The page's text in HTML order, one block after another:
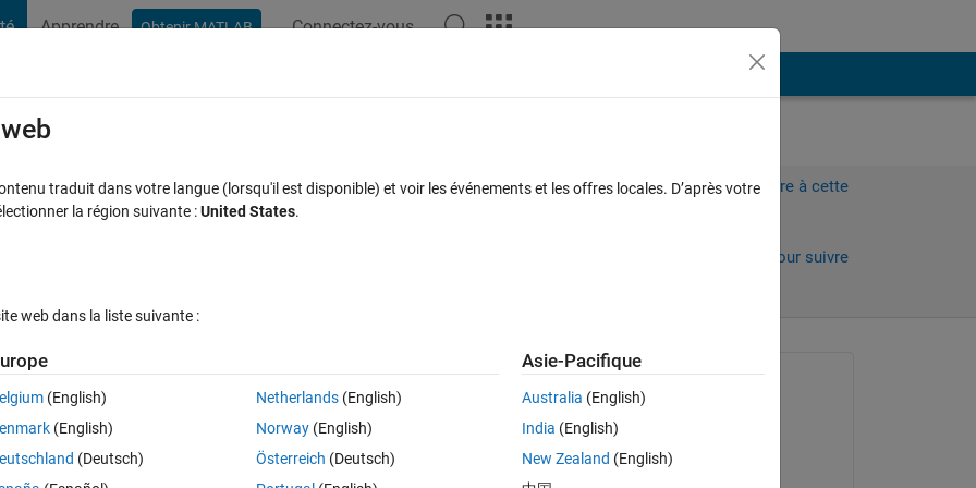
Apprendre Obtenir MATLAB Connectez-vous
the model of predicting kstep ahead
Connectez-vous pour répondre à cette
Connectez-vous pour suivre
Afficher commentaires plus anciens
AR function is used.But there is problem, this function only has the
directly and for other steps it predicts recursively. If I can use my own
le 16 Juil 2014
traduit dans votre langue (lorsqu'il est disponible) et voir les événements et les offres locales. D’après votre
la région suivante :United States.
web dans la liste suivante :
(English)
(English)
(Deutsch)
Netherlands(English)
Norway(English)
Österreich (Deutsch)
Asie-Pacifique
Australia (English)
India (English)
New Zealand (English)